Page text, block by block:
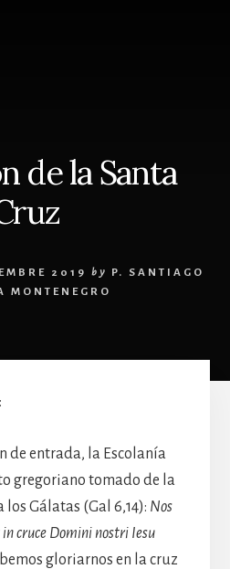
de la Santa
2019 by
P. SANTIAGO
MONTENEGRO
de entrada, la Escolanía
gregoriano tomado de la
los Gálatas (Gal 6,14): Nos
cruce Domini nostri Iesu
gloriarnos en la cruz